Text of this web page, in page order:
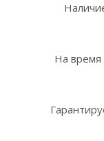
На время